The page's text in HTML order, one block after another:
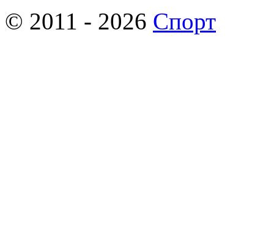
© 2011 - 2026 Спорт